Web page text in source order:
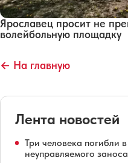
Ярославец просит не
волейбольную площадку
← На главную
Лента новостей
Три человека погибли
неуправляемого заноса